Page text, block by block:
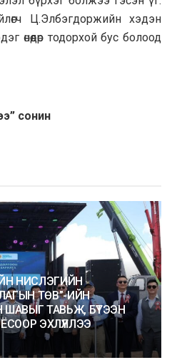
Ц.Элбэгдоржийн хэдэн
өнөөдөр тодорхой бус болоод
сонин
НИСЛЭГИЙН
ТӨВ”-ИЙН
ТАВЬЖ, БҮТЭЭН
ЭХЛҮҮЛЛЭЭ